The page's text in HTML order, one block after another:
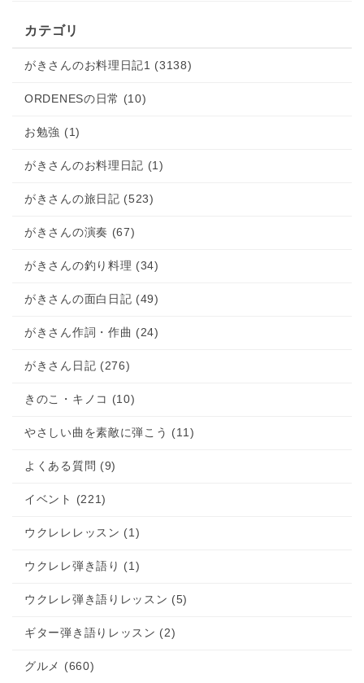
カテゴリ
がきさんのお料理日記1 (3138)
ORDENESの日常 (10)
お勉強 (1)
がきさんのお料理日記 (1)
がきさんの旅日記 (523)
がきさんの演奏 (67)
がきさんの釣り料理 (34)
がきさんの面白日記 (49)
がきさん作詞・作曲 (24)
がきさん日記 (276)
きのこ・キノコ (10)
やさしい曲を素敵に弾こう (11)
よくある質問 (9)
イベント (221)
ウクレレレッスン (1)
ウクレレ弾き語り (1)
ウクレレ弾き語りレッスン (5)
ギター弾き語りレッスン (2)
グルメ (660)